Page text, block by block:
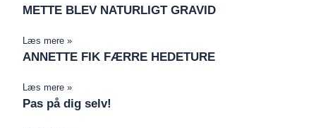
METTE BLEV NATURLIGT GRAVID
Læs mere »
ANNETTE FIK FÆRRE HEDETURE
Læs mere »
Pas på dig selv!